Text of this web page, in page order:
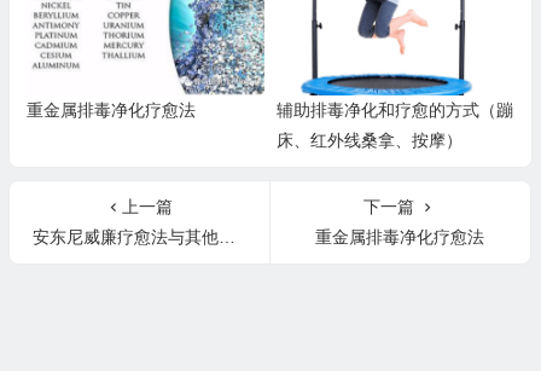
重金属排毒净化疗愈法
辅助排毒净化和疗愈的方式（蹦
床、红外线桑拿、按摩）
上一篇
安东尼威廉疗愈法与其他自然疗法的区别
下一篇
重金属排毒净化疗愈法